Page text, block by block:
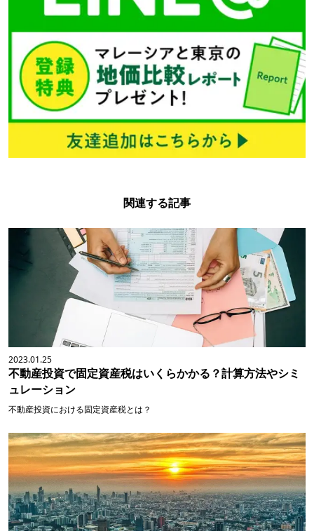
関連する記事
2023.01.25
不動産投資で固定資産税はいくらかかる？計算方法やシミ
ュレーション
不動産投資における固定資産税とは？